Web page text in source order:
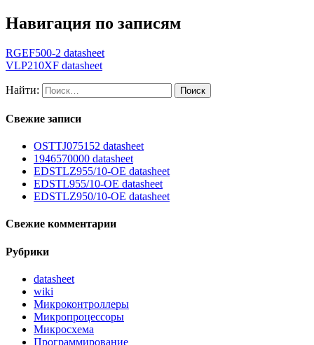
Навигация по записям
RGEF500-2 datasheet
VLP210XF datasheet
Найти:
Свежие записи
OSTTJ075152 datasheet
1946570000 datasheet
EDSTLZ955/10-OE datasheet
EDSTL955/10-OE datasheet
EDSTLZ950/10-OE datasheet
Свежие комментарии
Рубрики
datasheet
wiki
Микроконтроллеры
Микропроцессоры
Микросхема
Программирование